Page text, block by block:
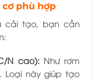
phù hợp
cải tạo, bạn cần
N cao): Như rơm
Loại này giúp tạo